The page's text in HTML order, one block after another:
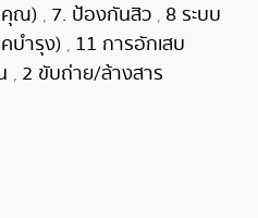
คุณ) , 7. ป้องกันสิว , 8 ระบบ
บำรุง) , 11 การอักเสบ
, 2 ขับถ่าย/ล้างสาร